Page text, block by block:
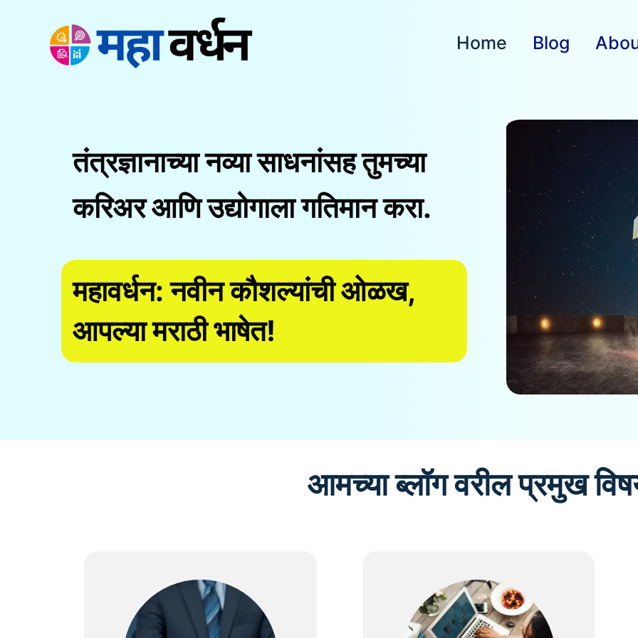
Home Blog
तंत्रज्ञानाच्या नव्या साधनांसह तुमच्या
करिअर आणि उद्योगाला गतिमान करा.
महावर्धन: नवीन कौशल्यांची ओळख,
आपल्या मराठी भाषेत!
आमच्या ब्लॉग वरील प्रमुख